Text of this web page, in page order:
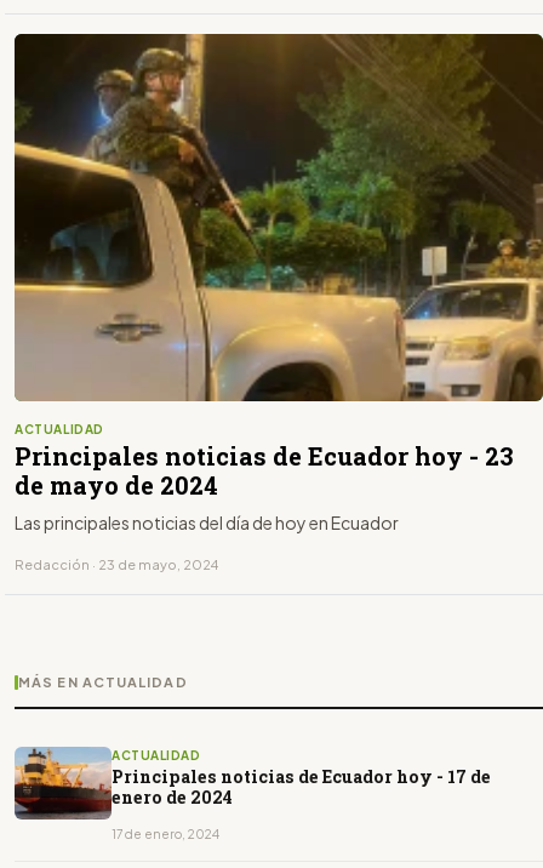
ACTUALIDAD
Principales noticias de Ecuador hoy - 23
de mayo de 2024
Las principales noticias del día de hoy en Ecuador
Redacción · 23 de mayo, 2024
MÁS EN ACTUALIDAD
ACTUALIDAD
Principales noticias de Ecuador hoy - 17 de
enero de 2024
17 de enero, 2024